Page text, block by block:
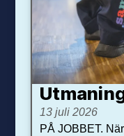
13 juli 2026
PÅ JOBBET.